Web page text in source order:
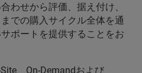
わせから評価、据え付け、
での購入サイクル全体を通
ポートを提供することをお
、On-Demandおよび